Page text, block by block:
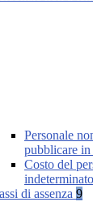
Personale
pubblicare in
Costo del
di assenza 9